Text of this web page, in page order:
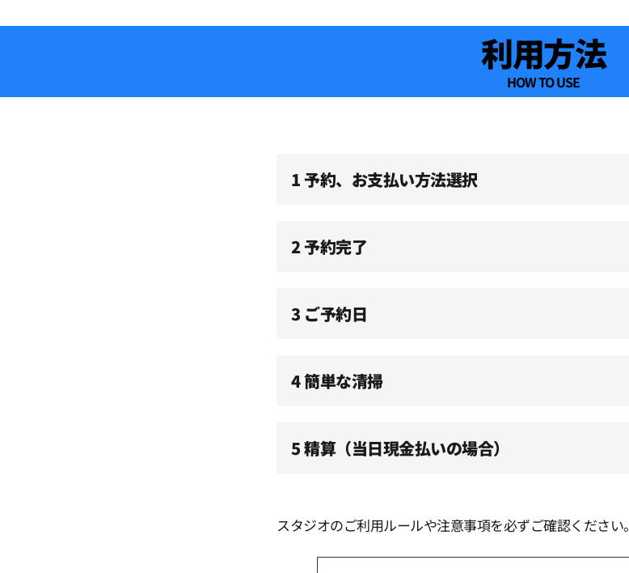
09:00
10:30
11:00
13:00
14:00
利用方法
HOW TO USE
1 予約、お支払い方法選択
2 予約完了
3 ご予約日
4 簡単な清掃
5 精算（当日現金払いの場合）
スタジオのご利用ルールや注意事項を必ずご確認ください。